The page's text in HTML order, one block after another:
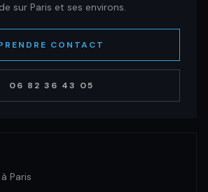
sur Paris et ses environs.
CONTACT
06 82 36 43 05
Paris